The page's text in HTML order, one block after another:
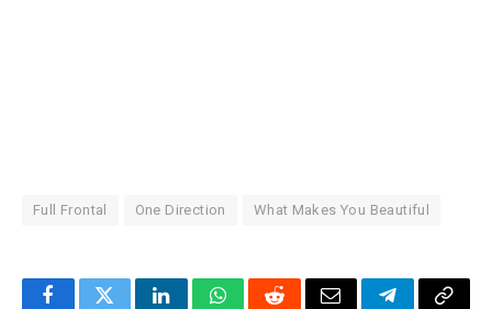
Full Frontal One Direction What Makes You Beautiful